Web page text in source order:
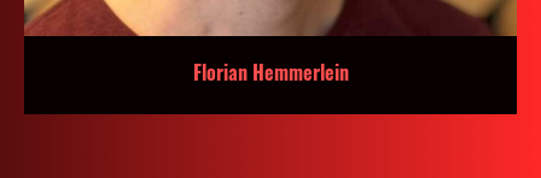
Florian Hemmerlein